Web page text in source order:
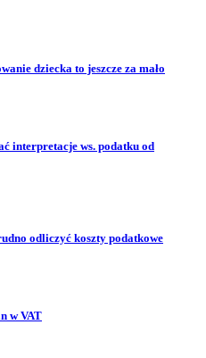
dziecka to jeszcze za mało
interpretacje ws. podatku od
odliczyć koszty podatkowe
w VAT